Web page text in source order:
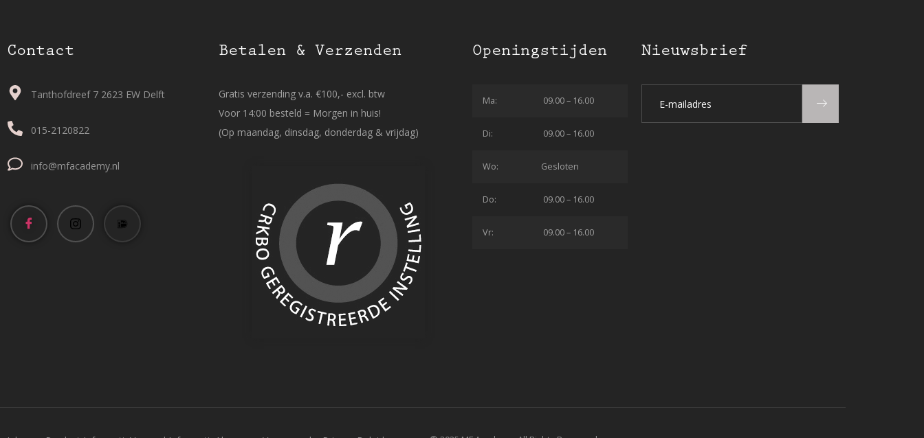
Contact
Tanthofdreef 7 2623 EW Delft
015-2120822
info@mfacademy.nl
Betalen & Verzenden
Gratis verzending v.a. €100,- excl. btw
Voor 14:00 besteld = Morgen in huis!
(Op maandag, dinsdag, donderdag & vrijdag)
Openingstijden
Ma: 09.00 – 16.00
Di: 09.00 – 16.00
Wo: Gesloten
Do: 09.00 – 16.00
Vr: 09.00 – 16.00
Nieuwsbrief